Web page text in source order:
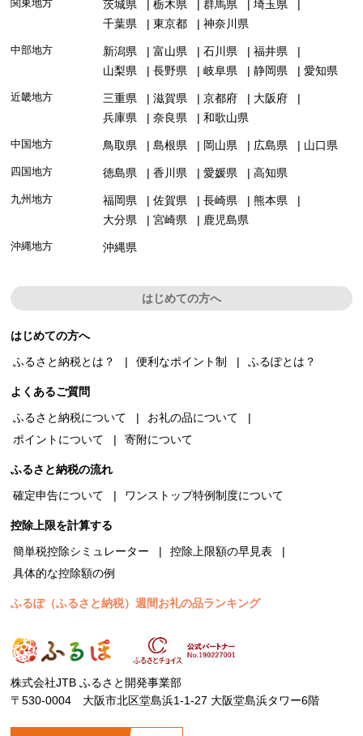
関東地方 茨城県 栃木県 群馬県
埼玉県
千葉県
東京都 神奈川県
中部地方 新潟県 富山県 石川県
福井県
山梨県
長野県 岐阜県 静岡県 愛知県
近畿地方 三重県 滋賀県 京都府
大阪府
兵庫県
奈良県 和歌山県
中国地方 鳥取県 島根県 岡山県 広島県 山口県
四国地方 徳島県 香川県 愛媛県 高知県
九州地方 福岡県 佐賀県 長崎県
熊本県
大分県
宮崎県 鹿児島県
沖縄地方 沖縄県
はじめての方へ
はじめての方へ
ふるさと納税とは？
便利なポイント制 ふるぽとは？
よくあるご質問
ふるさと納税について
お礼の品について
ポイントについて
寄附について
ふるさと納税の流れ
確定申告について
ワンストップ特例制度について
控除上限を計算する
簡単税控除シミュレーター
控除上限額の早見表
具体的な控除額の例
ふるぽ（ふるさと納税）週間お礼の品ランキング
株式会社JTB ふるさと開発事業部
〒530-0004 大阪市北区堂島浜1-1-27 大阪堂島浜タワー6階